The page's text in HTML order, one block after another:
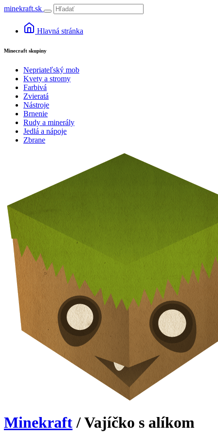
minekraft.sk
Hlavná stránka
Minecraft skupiny
Nepriateľský mob
Kvety a stromy
Farbivá
Zvieratá
Nástroje
Brnenie
Rudy a minerály
Jedlá a nápoje
Zbrane
Minekraft/ Vajíčko s alíkom